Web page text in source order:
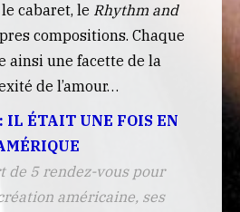
cabaret, le Rhythm and
compositions. Chaque
ainsi une facette de la
de l’amour…
IL ÉTAIT UNE FOIS EN
de 5 rendez-vous pour
américaine, ses